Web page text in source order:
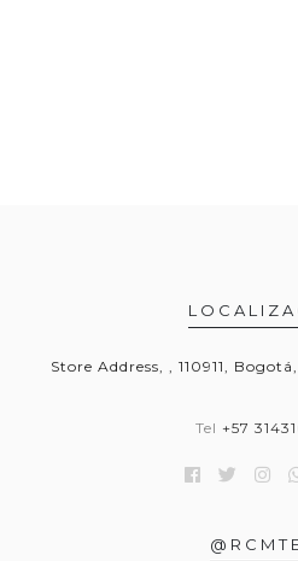
Store Address, , 110911,
Tel +57